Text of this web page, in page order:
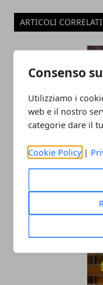
Consenso
Utilizziamo i
web e il nostro
categorie dare il
Cookie Policy |
ARTICOLI CORRELATI
Capodanno in
festeggiare